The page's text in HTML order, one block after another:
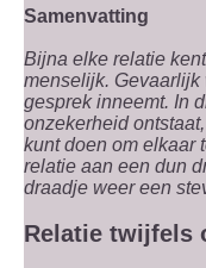
Samenvatting
Bijna elke relatie
menselijk. Gevaarlijk
gesprek inneemt. In
onzekerheid
kunt doen om elkaar
relatie aan een dun
draadje weer een
Relatie twijfels